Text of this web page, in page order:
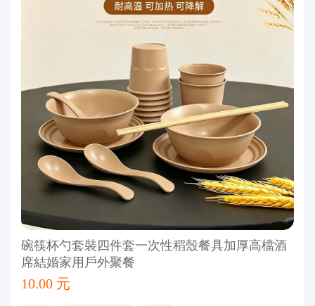
碗筷杯勺套裝四件套一次性稻殼餐具加厚高檔酒
席結婚家用戶外聚餐
10.00 元